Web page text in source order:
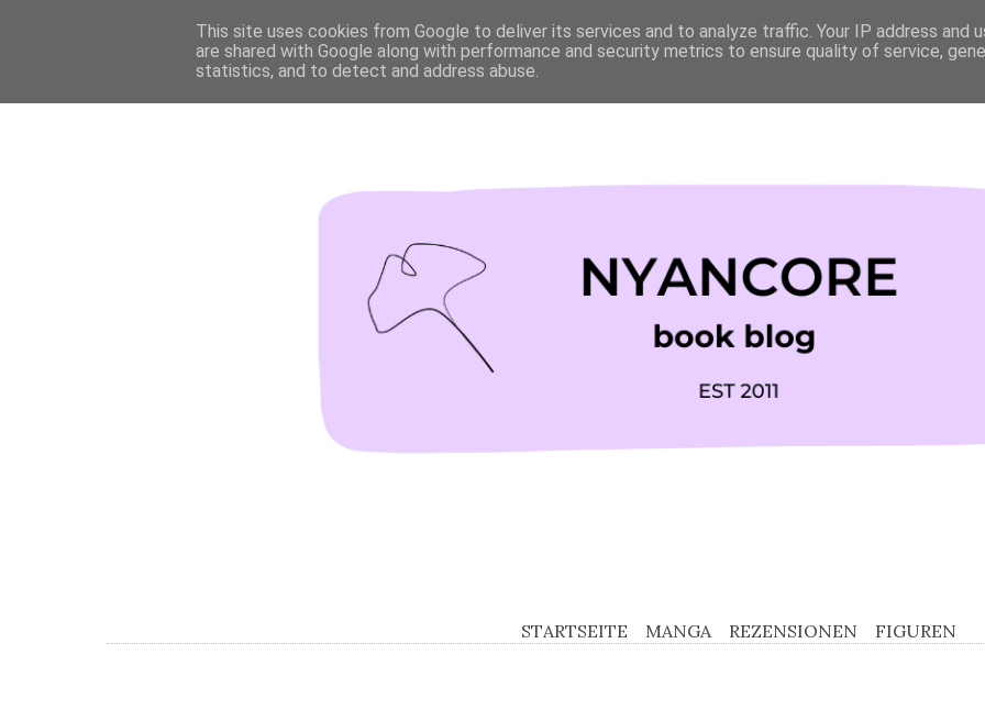
STARTSEITE MANGA REZENSIONEN FIGUREN
This site uses cookies from Google to deliver its services and to analyze traffic. Your IP address and
are shared with Google along with performance and security metrics to ensure quality of service,
statistics, and to detect and address abuse.